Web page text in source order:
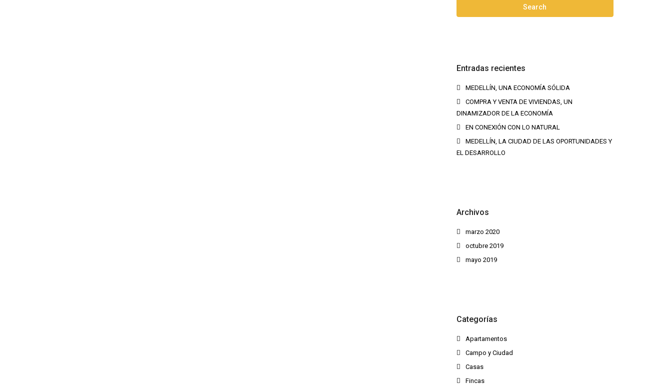
Search
Entradas recientes
MEDELLÍN, UNA ECONOMÍA SÓLIDA
COMPRA Y VENTA DE VIVIENDAS, UN
DINAMIZADOR DE LA ECONOMÍA
EN CONEXIÓN CON LO NATURAL
MEDELLÍN, LA CIUDAD DE LAS OPORTUNIDADES Y
EL DESARROLLO
Archivos
marzo 2020
octubre 2019
mayo 2019
Categorías
Apartamentos
Campo y Ciudad
Casas
Fincas